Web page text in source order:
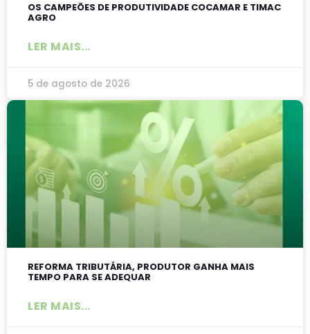
OS CAMPEÕES DE PRODUTIVIDADE COCAMAR E TIMAC
AGRO
LER MAIS...
5 de agosto de 2026
REFORMA TRIBUTÁRIA, PRODUTOR GANHA MAIS
TEMPO PARA SE ADEQUAR
LER MAIS...